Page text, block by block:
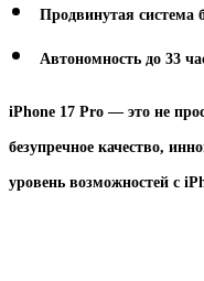
Продвинутая система
Автономность до 33
iPhone 17 Pro — это не
безупречное качество,
уровень возможностей с